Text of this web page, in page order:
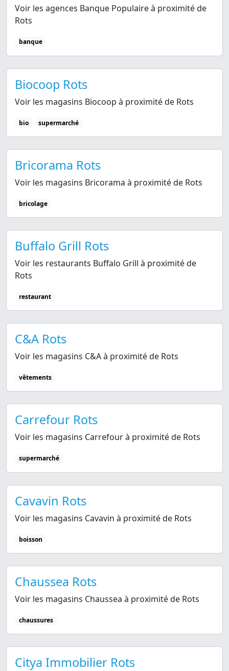
Voir les agences Banque Populaire à proximité de
Rots
banque
Biocoop Rots
Voir les magasins Biocoop à proximité de Rots
bio supermarché
Bricorama Rots
Voir les magasins Bricorama à proximité de Rots
bricolage
Buffalo Grill Rots
Voir les restaurants Buffalo Grill à proximité de
Rots
restaurant
C&A Rots
Voir les magasins C&A à proximité de Rots
vêtements
Carrefour Rots
Voir les magasins Carrefour à proximité de Rots
supermarché
Cavavin Rots
Voir les magasins Cavavin à proximité de Rots
boisson
Chaussea Rots
Voir les magasins Chaussea à proximité de Rots
chaussures
Citya Immobilier Rots